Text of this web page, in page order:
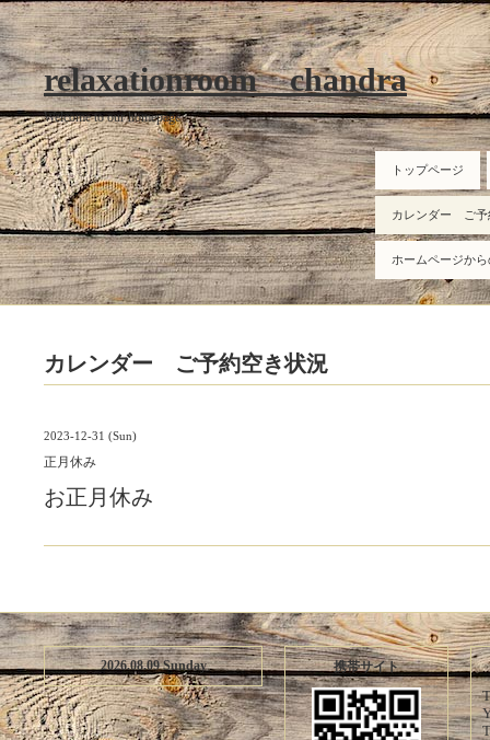
relaxationroom chandra
Welcome to our homepage
トップページ
カレンダー ご予
ホームページか
カレンダー ご予約空き状況
2023-12-31 (Sun)
正月休み
お正月休み
2026.08.09 Sunday 携帯サイト